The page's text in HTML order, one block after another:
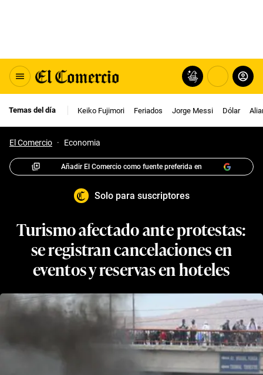
Temas del día Keiko Fujimori Feriados Jorge Messi Dólar
El Comercio · Economia
Añadir El Comercio como fuente preferida en
Solo para suscriptores
Turismo afectado ante protestas:
se registran cancelaciones en
eventos y reservas en hoteles